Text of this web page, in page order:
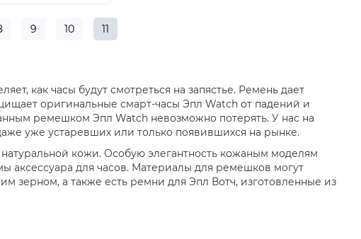
9 10 11
как часы будут смотреться на запястье. Ремень дает
оригинальные смарт-часы Эпл Watch от падений и
ремешком Эпл Watch невозможно потерять. У нас на
уже устаревших или только появившихся на рынке.
кожи. Особую элегантность кожаным моделям
аксессуара для часов. Материалы для ремешков могут
зерном, а также есть ремни для Эпл Вотч, изготовленные из